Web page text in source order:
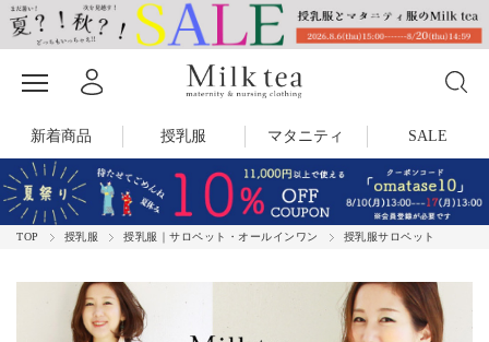
新着商品 授乳服 マタニティ SALE
TOP 授乳服 授乳服｜サロペット・オールインワン 授乳服サロペット